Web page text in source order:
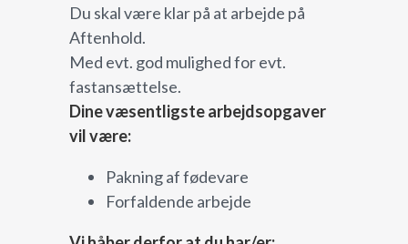
Du skal være klar på at arbejde på
Aftenhold.
Med evt. god mulighed for evt.
fastansættelse.
Dine væsentligste arbejdsopgaver
vil være:
Pakning af fødevare
Forfaldende arbejde